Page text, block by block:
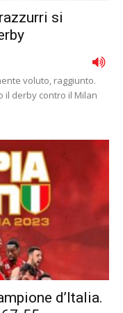
si
voluto, raggiunto.
il derby contro il Milan
d’Italia.